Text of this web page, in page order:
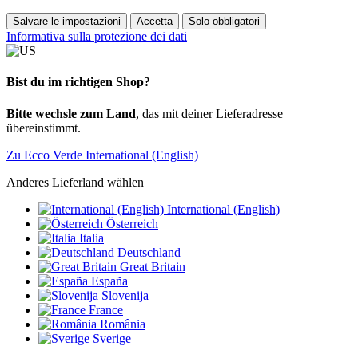
Salvare le impostazioni Accetta Solo obbligatori
Informativa sulla protezione dei dati
Bist du im richtigen Shop?
Bitte wechsle zum Land, das mit deiner Lieferadresse
übereinstimmt.
Zu Ecco Verde International (English)
Anderes Lieferland wählen
International (English)
Österreich
Italia
Deutschland
Great Britain
España
Slovenija
France
România
Sverige